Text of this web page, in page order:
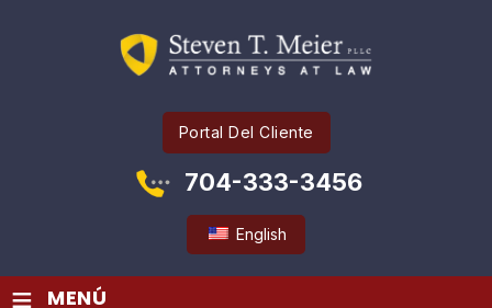
Portal Del Cliente
704-333-3456
English
MENÚ